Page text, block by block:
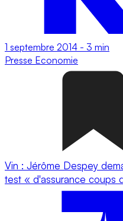
1 septembre 2014 - 3 min
Presse Economie
Vin : Jérôme Despey
test « d'assurance coups